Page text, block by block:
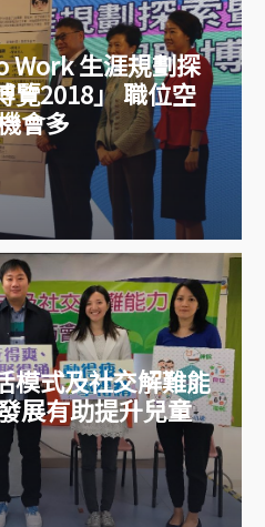
Work 生涯規劃
博覽2018」 職
訓機會多
Work 生涯規劃探
覽2018」 職位空
會多
模式及社交解難
發展有助提升
巧
模式及社交解難能
展有助提升兒童